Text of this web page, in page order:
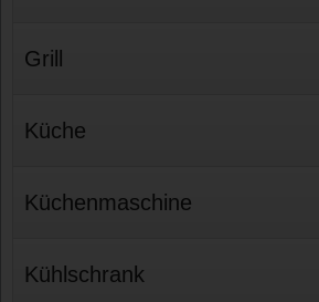
Grill
Küche
Küchenmaschine
Kühlschrank